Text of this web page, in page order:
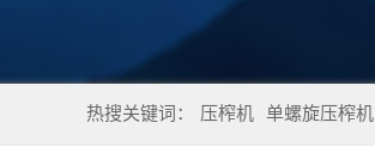
热搜关键词： 压榨机 单螺旋压榨机